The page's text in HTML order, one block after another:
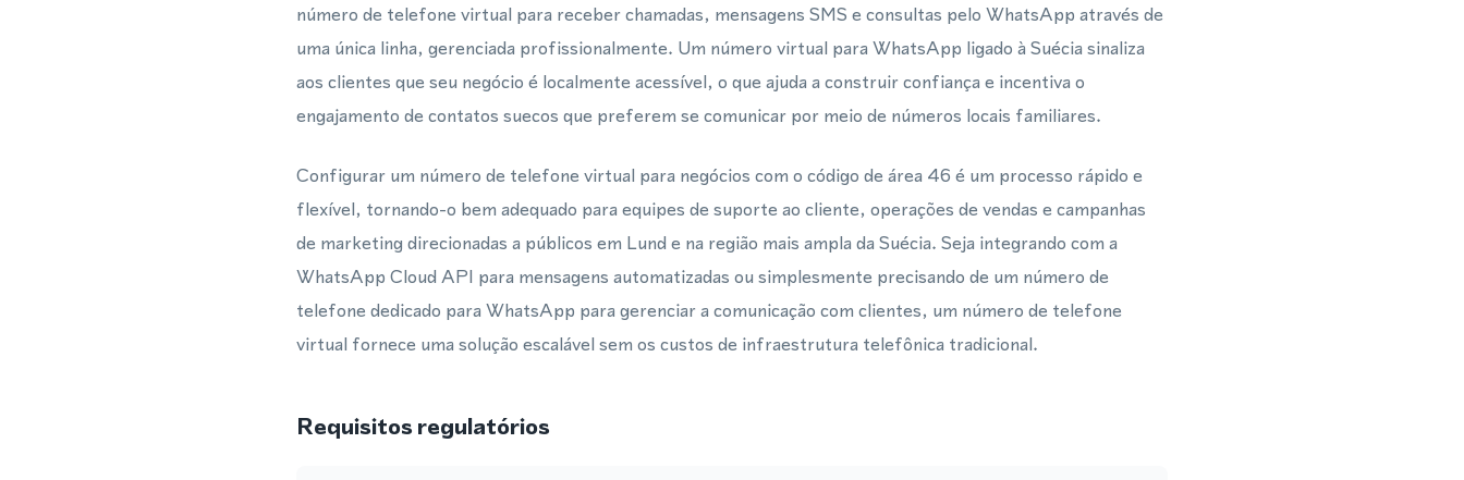
número de telefone virtual para receber chamadas, mensagens SMS e consultas pelo WhatsApp através de
uma única linha, gerenciada profissionalmente. Um número virtual para WhatsApp ligado à Suécia sinaliza
aos clientes que seu negócio é localmente acessível, o que ajuda a construir confiança e incentiva o
engajamento de contatos suecos que preferem se comunicar por meio de números locais familiares.
Configurar um número de telefone virtual para negócios com o código de área 46 é um processo rápido e
flexível, tornando-o bem adequado para equipes de suporte ao cliente, operações de vendas e campanhas
de marketing direcionadas a públicos em Lund e na região mais ampla da Suécia. Seja integrando com a
WhatsApp Cloud API para mensagens automatizadas ou simplesmente precisando de um número de
telefone dedicado para WhatsApp para gerenciar a comunicação com clientes, um número de telefone
virtual fornece uma solução escalável sem os custos de infraestrutura telefônica tradicional.
Requisitos regulatórios